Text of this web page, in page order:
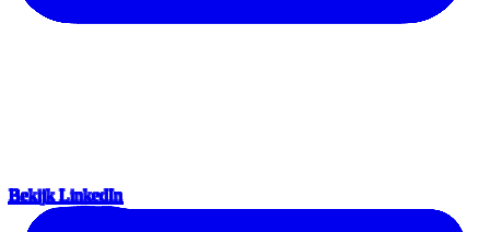
Bekijk LinkedIn